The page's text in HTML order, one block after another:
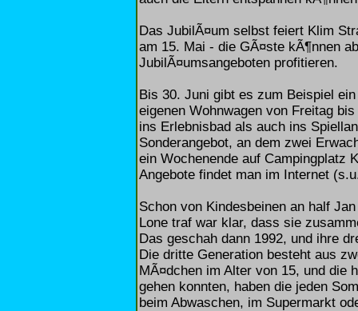
Das JubilÃ¤um selbst feiert Klim
am 15. Mai - die GÃ¤ste kÃ¶nnen
JubilÃ¤umsangeboten profitieren.
Bis 30. Juni gibt es zum Beispiel
eigenen Wohnwagen von Freitag
ins Erlebnisbad als auch ins
Sonderangebot, an dem zwei
ein Wochenende auf Campingplatz
Angebote findet man im Internet
Schon von Kindesbeinen an half
Lone traf war klar, dass sie
Das geschah dann 1992, und ihre
Die dritte Generation besteht aus
MÃ¤dchen im Alter von 15, und die
gehen konnten, haben die jeden
beim Abwaschen, im Supermarkt